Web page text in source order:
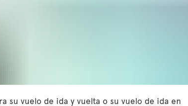
su vuelo de ida y vuelta o su vuelo de ida en